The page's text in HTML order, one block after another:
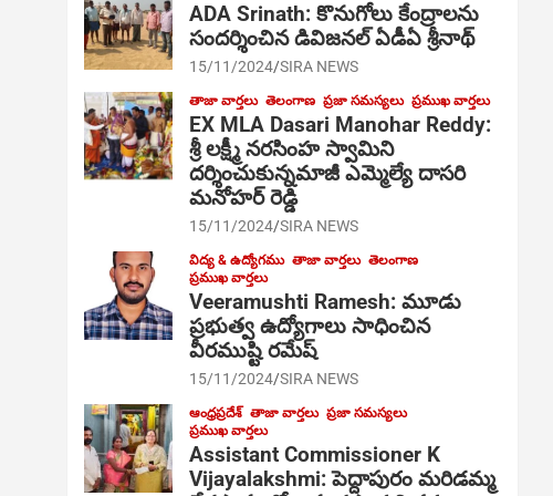
ADA Srinath: కొనుగోలు కేంద్రాల‌ను
సంద‌ర్శించిన డివిజనల్ ఏడీఏ శ్రీనాథ్
15/11/2024 SIRA NEWS
తాజా వార్తలు తెలంగాణ ప్రజా సమస్యలు ప్రముఖ వార్తలు
EX MLA Dasari Manohar Reddy:
శ్రీ లక్ష్మీ నరసింహ స్వామిని
దర్శించుకున్నమాజీ ఎమ్మెల్యే దాసరి
మనోహర్ రెడ్డి
15/11/2024 SIRA NEWS
విద్య & ఉద్యోగము తాజా వార్తలు తెలంగాణ
ప్రముఖ వార్తలు
Veeramushti Ramesh: మూడు
ప్రభుత్వ ఉద్యోగాలు సాధించిన
వీరముష్టి రమేష్
15/11/2024 SIRA NEWS
ఆంధ్రప్రదేశ్ తాజా వార్తలు ప్రజా సమస్యలు
ప్రముఖ వార్తలు
Assistant Commissioner K
Vijayalakshmi: పెద్దాపురం మరిడమ్మ